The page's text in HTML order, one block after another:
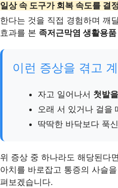
일상 속 도구가 회복 속도를 결
한다는 것을 직접 경험하며 깨
효과를 본 족저근막염 생활용품
이런 증상을 겪고
자고 일어나서 첫발
오래 서 있거나 걸을
딱딱한 바닥보다 푹
위 증상 중 하나라도 해당된다
아치를 바로잡고 통증의 사슬
펴보겠습니다.